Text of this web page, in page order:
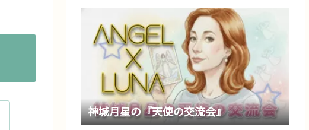
神城月星の『天使の交流会』